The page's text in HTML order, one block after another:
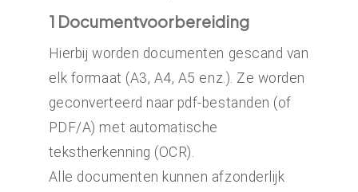
1 Documentvoorbereiding
Hierbij worden documenten gescand van
elk formaat (A3, A4, A5 enz.). Ze worden
geconverteerd naar pdf-bestanden (of
PDF/A) met automatische
tekstherkenning (OCR).
Alle documenten kunnen afzonderlijk